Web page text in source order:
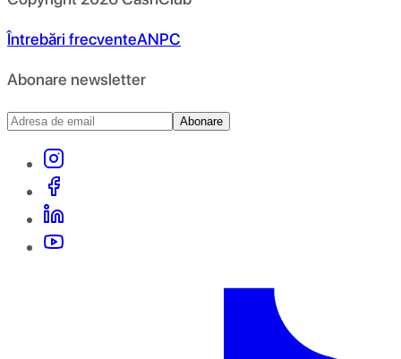
Întrebări frecventeANPC
Abonare newsletter
Abonare